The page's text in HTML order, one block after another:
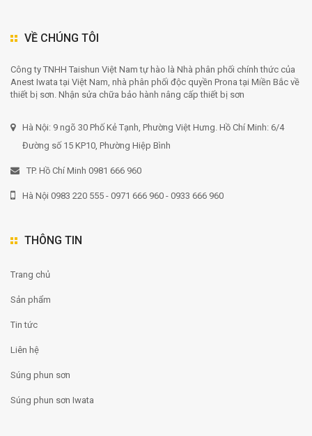
VỀ CHÚNG TÔI
Công ty TNHH Taishun Việt Nam tự hào là Nhà phân phối chính thức của
Anest Iwata tại Việt Nam, nhà phân phối độc quyền Prona tại Miền Bắc về
thiết bị sơn. Nhận sửa chữa bảo hành nâng cấp thiết bị sơn
Hà Nội: 9 ngõ 30 Phố Kẻ Tạnh, Phường Việt Hưng. Hồ Chí Minh: 6/4
Đường số 15 KP10, Phường Hiệp Bình
TP. Hồ Chí Minh 0981 666 960
Hà Nội 0983 220 555 - 0971 666 960 - 0933 666 960
THÔNG TIN
Trang chủ
Sản phẩm
Tin tức
Liên hệ
Súng phun sơn
Súng phun sơn Iwata